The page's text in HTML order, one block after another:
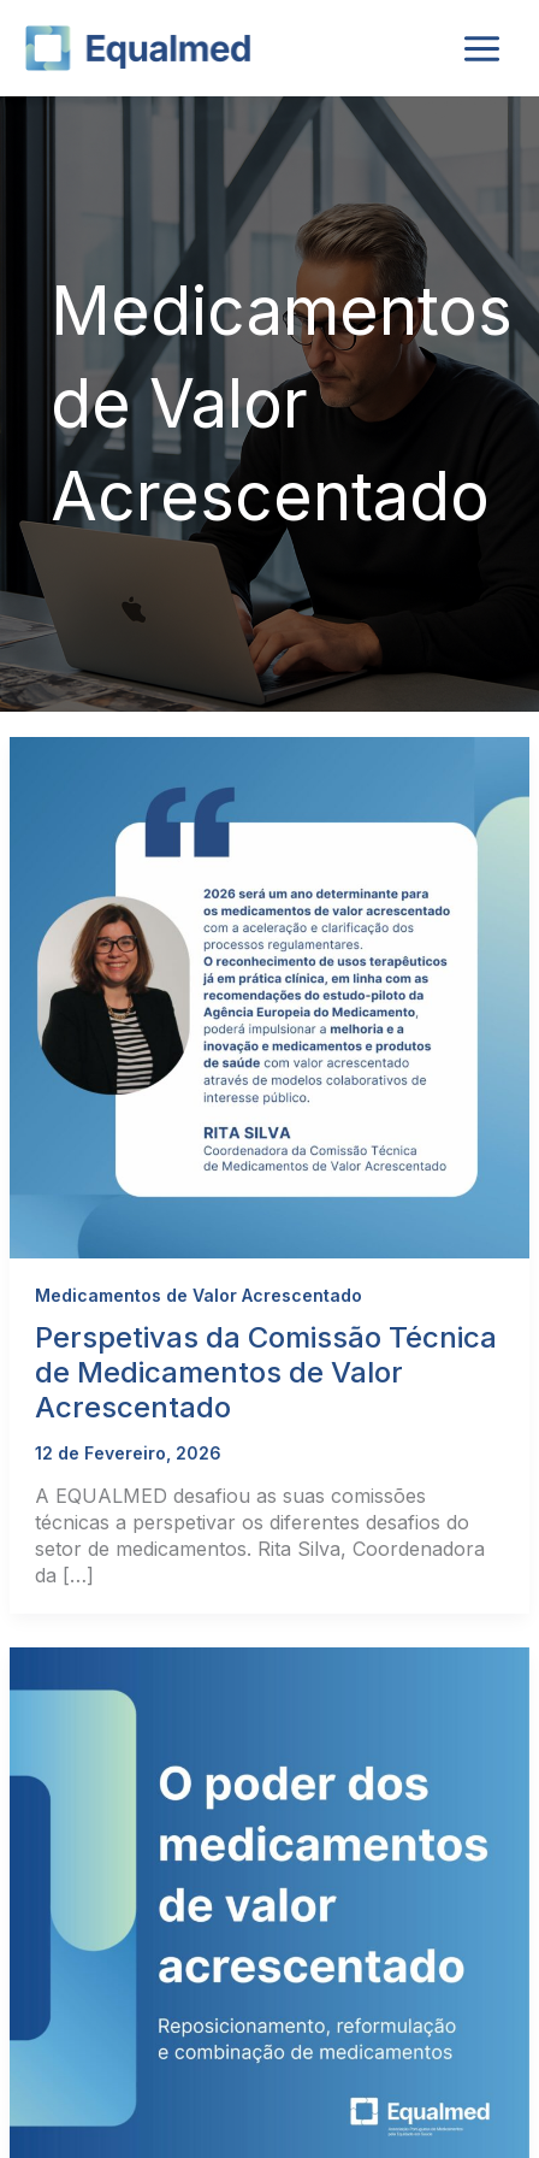
content
Medicamentos
de Valor
Acrescentado
Medicamentos de Valor Acrescentado
Perspetivas da Comissão Técnica
de Medicamentos de Valor
Acrescentado
12 de Fevereiro, 2026
A EQUALMED desafiou as suas comissões
técnicas a perspetivar os diferentes desafios do
setor de medicamentos. Rita Silva, Coordenadora
da […]